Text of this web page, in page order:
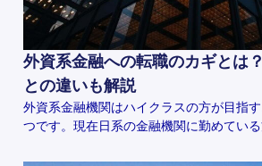
外資系金融への転職のカギとは
との違いも解説
外資系金融機関はハイクラスの方が目指
つです。現在日系の金融機関に勤めてい